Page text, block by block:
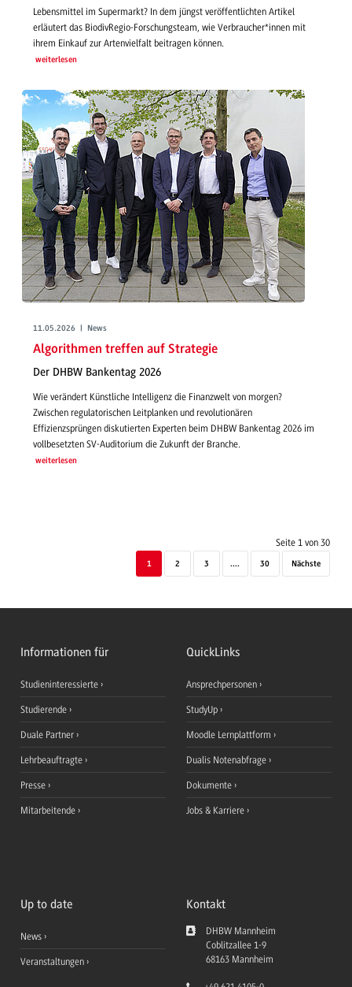
Lebensmittel im Supermarkt? In dem jüngst veröffentlichten Artikel
erläutert das BiodivRegio-Forschungsteam, wie Verbraucher*innen mit
ihrem Einkauf zur Artenvielfalt beitragen können.
weiterlesen
11.05.2026 | News
Algorithmen treffen auf Strategie
Der DHBW Bankentag 2026
Wie verändert Künstliche Intelligenz die Finanzwelt von morgen?
Zwischen regulatorischen Leitplanken und revolutionären
Effizienzsprüngen diskutierten Experten beim DHBW Bankentag 2026 im
vollbesetzten SV-Auditorium die Zukunft der Branche.
weiterlesen
Seite 1 von 30
1 2 3 .... 30 Nächste
Informationen für
Studieninteressierte
Studierende
Duale Partner
Lehrbeauftragte
Presse
Mitarbeitende
QuickLinks
Ansprechpersonen
StudyUp
Moodle Lernplattform
Dualis Notenabfrage
Dokumente
Jobs & Karriere
Up to date
News
Veranstaltungen
Kontakt
DHBW Mannheim
Coblitzallee 1-9
68163 Mannheim